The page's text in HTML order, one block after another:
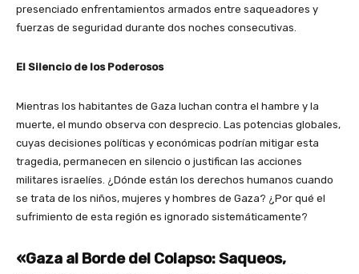
presenciado enfrentamientos armados entre saqueadores y
fuerzas de seguridad durante dos noches consecutivas.
El Silencio de los Poderosos
Mientras los habitantes de Gaza luchan contra el hambre y la
muerte, el mundo observa con desprecio. Las potencias globales,
cuyas decisiones políticas y económicas podrían mitigar esta
tragedia, permanecen en silencio o justifican las acciones
militares israelíes. ¿Dónde están los derechos humanos cuando
se trata de los niños, mujeres y hombres de Gaza? ¿Por qué el
sufrimiento de esta región es ignorado sistemáticamente?
«Gaza al Borde del Colapso: Saqueos,